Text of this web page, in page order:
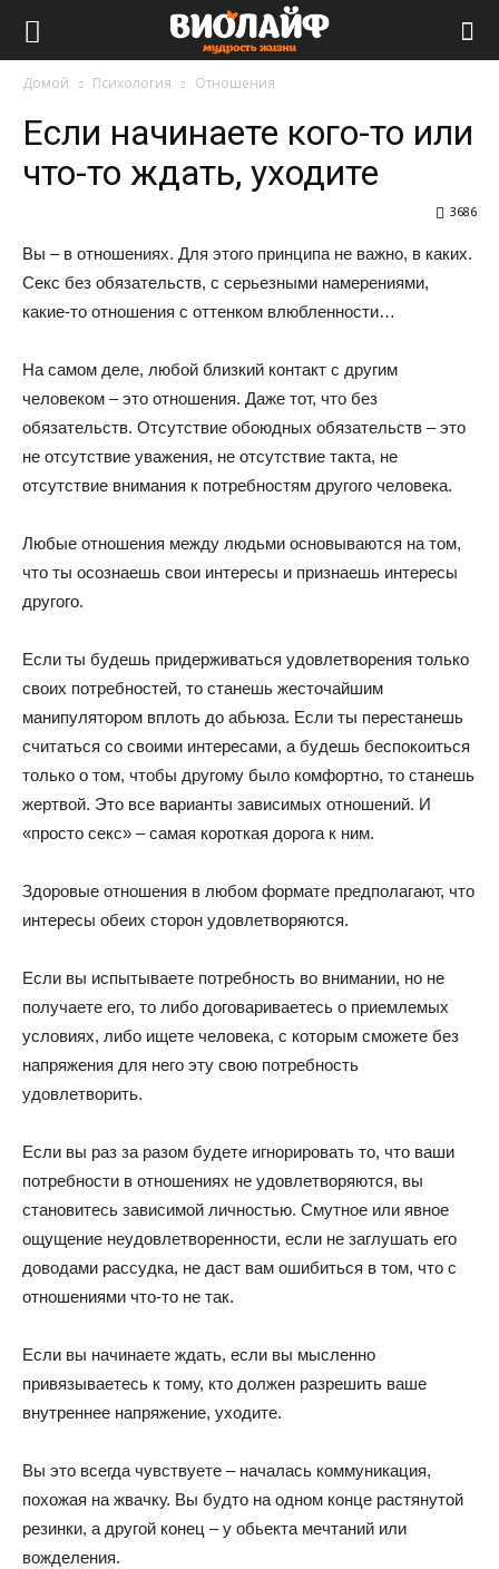
Домой Психология Отношения
Если начинаете кого-то или
что-то ждать, уходите
3686
Вы – в отношениях. Для этого принципа не важно, в каких.
Сeкс без обязательств, с серьезными намерениями,
какие-то отношения с оттенком влюбленности…
На самом деле, любой близкий контакт с другим
человеком – это отношения. Даже тот, что без
обязательств. Отсутствие обоюдных обязательств – это
не отсутствие уважения, не отсутствие такта, не
отсутствие внимания к потребностям другого человека.
Любые отношения между людьми основываются на том,
что ты осознаешь свои интересы и признаешь интересы
другого.
Если ты будешь придерживаться удовлетворения только
своих потребностей, то станешь жесточайшим
манипулятором вплоть до абьюза. Если ты перестанешь
считаться со своими интересами, а будешь беспокоиться
только о том, чтобы другому было комфортно, то станешь
жертвой. Это все варианты зависимых отношений. И
«просто секс» – самая короткая дорога к ним.
Здоровые отношения в любом формате предполагают, что
интересы обеих сторон удовлетворяются.
Если вы испытываете потребность во внимании, но не
получаете его, то либо договариваетесь о приемлемых
условиях, либо ищете человека, с которым сможете без
напряжения для него эту свою потребность
удовлетворить.
Если вы раз за разом будете игнорировать то, что ваши
потребности в отношениях не удовлетворяются, вы
становитесь зависимой личностью. Смутное или явное
ощущение неудовлетворенности, если не заглушать его
доводами рассудка, не даст вам ошибиться в том, что с
отношениями что-то не так.
Если вы начинаете ждать, если вы мысленно
привязываетесь к тому, кто должен разрешить ваше
внутреннее напряжение, уходите.
Вы это всегда чувствуете – началась коммуникация,
похожая на жвачку. Вы будто на одном конце растянутой
резинки, а другой конец – у обьекта мечтаний или
вожделения.